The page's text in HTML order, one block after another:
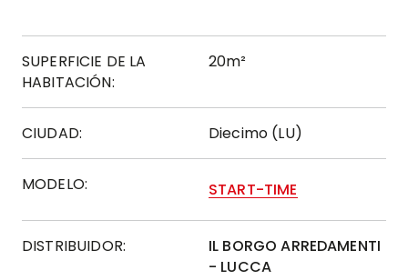
SUPERFICIE DE LA
HABITACIÓN:
20m²
CIUDAD: Diecimo (LU)
MODELO: START-TIME
DISTRIBUIDOR:
IL BORGO ARREDAMENTI
- LUCCA